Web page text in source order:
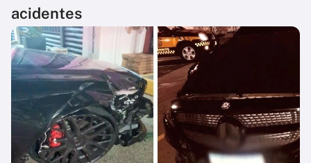
acidentes